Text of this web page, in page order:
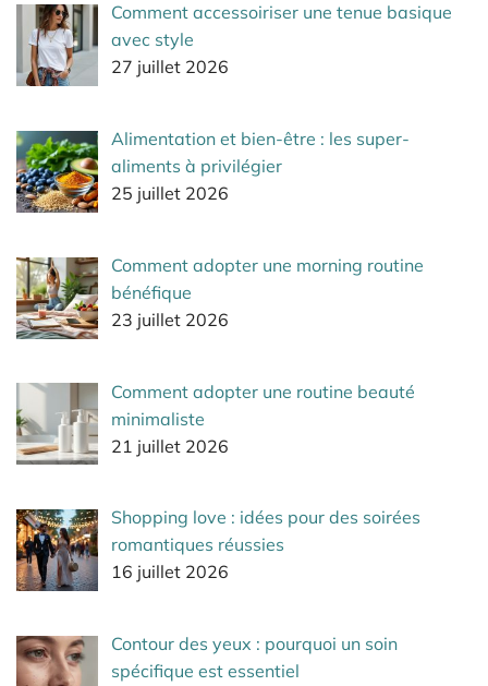
Comment accessoiriser une tenue basique
avec style
27 juillet 2026
Alimentation et bien-être : les super-
aliments à privilégier
25 juillet 2026
Comment adopter une morning routine
bénéfique
23 juillet 2026
Comment adopter une routine beauté
minimaliste
21 juillet 2026
Shopping love : idées pour des soirées
romantiques réussies
16 juillet 2026
Contour des yeux : pourquoi un soin
spécifique est essentiel